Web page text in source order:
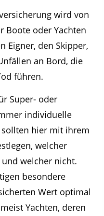
wird von
Boote oder Yachten
Eigner, den Skipper,
an Bord, die
führen.
Super- oder
individuelle
hier mit ihrem
welcher
welcher nicht.
besondere
Wert optimal
Yachten, deren